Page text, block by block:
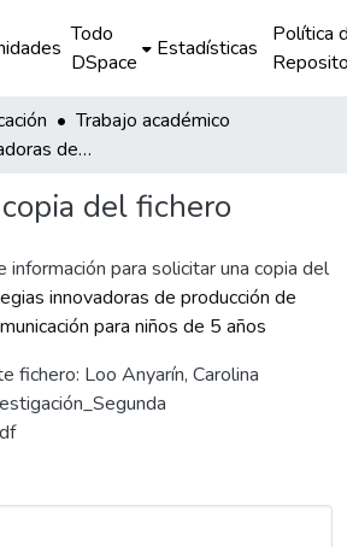
Todo
DSpace
Estadísticas
Política
Trabajo académico
Estrategias innovadoras de producción de textos del área de comunicación para niños de 5 años
del fichero
información para solicitar una copia del
innovadoras de producción de
para niños de 5 años
fichero: Loo Anyarín, Carolina